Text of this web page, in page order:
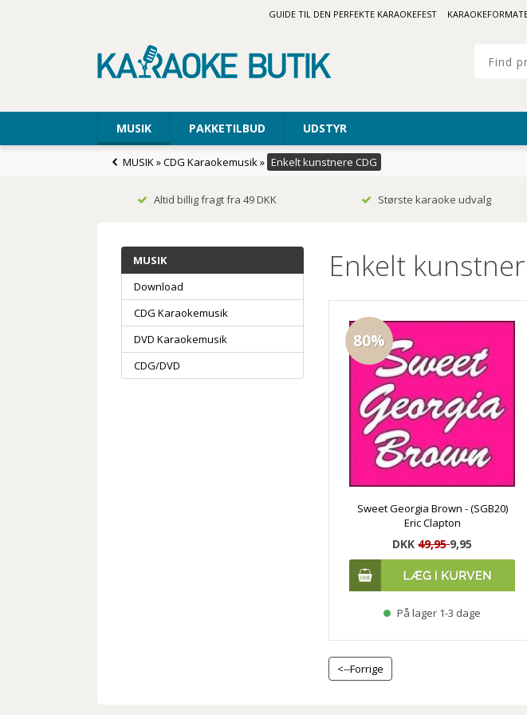
GUIDE TIL DEN PERFEKTE KARAOKEFEST
MUSIK PAKKETILBUD UDSTYR
MUSIK»CDG Karaokemusik» Enkelt kunstnere CDG
Altid billig fragt fra 49 DKK Største karaoke udvalg
MUSIK
Download
CDG Karaokemusik
DVD Karaokemusik
CDG/DVD
Enkelt
80%
Sweet Georgia Brown - (SGB20)
Eric Clapton
DKK49,959,95
På lager 1-3 dage
<--Forrige